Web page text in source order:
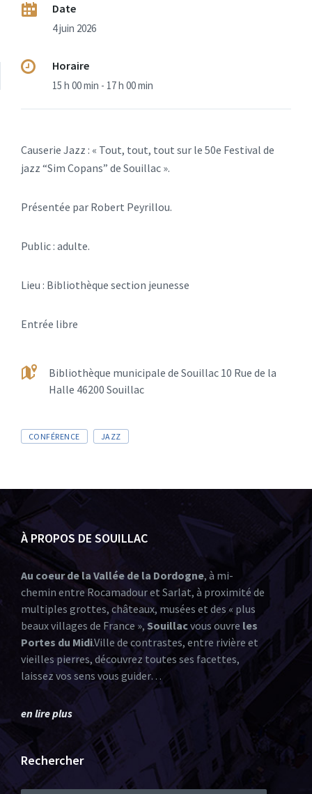
Date
4 juin 2026
Horaire
15 h 00 min - 17 h 00 min
Causerie Jazz : « Tout, tout, tout sur le 50e Festival de
jazz “Sim Copans” de Souillac ».
Présentée par Robert Peyrillou.
Public : adulte.
Lieu : Bibliothèque section jeunesse
Entrée libre
Bibliothèque municipale de Souillac 10 Rue de la
Halle 46200 Souillac
CONFÉRENCE JAZZ
À PROPOS DE SOUILLAC
Au coeur de la Vallée de la Dordogne, à mi-
chemin entre Rocamadour et Sarlat, à proximité de
multiples grottes, châteaux, musées et des « plus
beaux villages de France », Souillacvous ouvre les
Portes du Midi.Ville de contrastes, entre rivière et
vieilles pierres, découvrez toutes ses facettes,
laissez vos sens vous guider…
en lire plus
Rechercher